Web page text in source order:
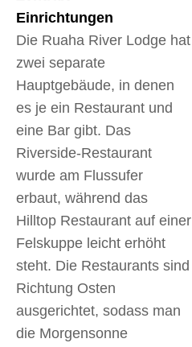
Einrichtungen
Die Ruaha River Lodge hat
zwei separate
Hauptgebäude, in denen
es je ein Restaurant und
eine Bar gibt. Das
Riverside-Restaurant
wurde am Flussufer
erbaut, während das
Hilltop Restaurant auf einer
Felskuppe leicht erhöht
steht. Die Restaurants sind
Richtung Osten
ausgerichtet, sodass man
die Morgensonne